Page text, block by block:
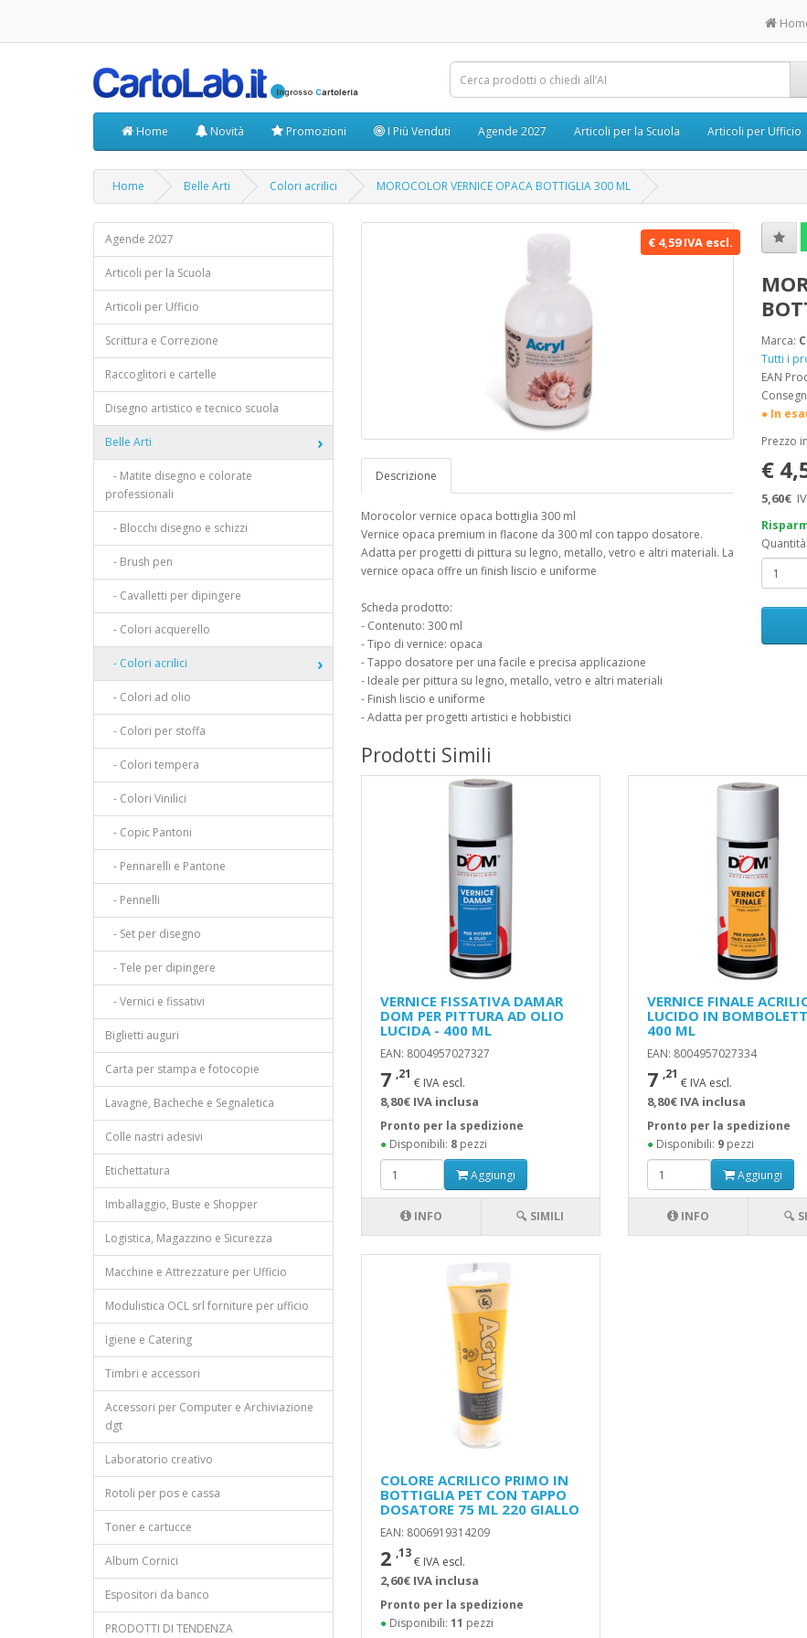
Home Novità Promozioni I Più Venduti Agende 2027 Articoli per la Scuola Articoli per Ufficio
Home Belle Arti Colori acrilici MOROCOLOR VERNICE OPACA BOTTIGLIA 300 ML
Agende 2027
Articoli per la Scuola
Articoli per Ufficio
Scrittura e Correzione
Raccoglitori e cartelle
Disegno artistico e tecnico scuola
Belle Arti
- Matite disegno e colorate
professionali
- Blocchi disegno e schizzi
- Brush pen
- Cavalletti per dipingere
- Colori acquerello
- Colori acrilici
- Colori ad olio
- Colori per stoffa
- Colori tempera
- Colori Vinilici
- Copic Pantoni
- Pennarelli e Pantone
- Pennelli
- Set per disegno
- Tele per dipingere
- Vernici e fissativi
Biglietti auguri
Carta per stampa e fotocopie
Lavagne, Bacheche e Segnaletica
Colle nastri adesivi
Etichettatura
Imballaggio, Buste e Shopper
Logistica, Magazzino e Sicurezza
Macchine e Attrezzature per Ufficio
Modulistica OCL srl forniture per ufficio
Igiene e Catering
Timbri e accessori
Accessori per Computer e Archiviazione
dgt
Laboratorio creativo
Rotoli per pos e cassa
Toner e cartucce
Album Cornici
Espositori da banco
PRODOTTI DI TENDENZA
€ 4,59 IVA escl.
Descrizione
Morocolor vernice opaca bottiglia 300 ml
Vernice opaca premium in flacone da 300 ml con tappo dosatore.
Adatta per progetti di pittura su legno, metallo, vetro e altri materiali. La
vernice opaca offre un finish liscio e uniforme
Scheda prodotto:
- Contenuto: 300 ml
- Tipo di vernice: opaca
- Tappo dosatore per una facile e precisa applicazione
- Ideale per pittura su legno, metallo, vetro e altri materiali
- Finish liscio e uniforme
- Adatta per progetti artistici e hobbistici
Marca:
Tutti i
EAN
● In
Prezzo
€
5,60€
Quantità
Prodotti Simili
VERNICE FISSATIVA DAMAR
DOM PER PITTURA AD OLIO
LUCIDA - 400 ML
EAN: 8004957027327
7 ,21
€ IVA escl.
8,80€ IVA inclusa
Pronto per la spedizione
●Disponibili: 8pezzi
Aggiungi
INFO 🔍 SIMILI
VERNICE FINALE
LUCIDO IN
400 ML
EAN: 8004957027334
7 ,21
€ IVA escl.
8,80€ IVA inclusa
Pronto per la spedizione
●Disponibili: 9pezzi
Aggiungi
INFO 🔍
COLORE ACRILICO PRIMO IN
BOTTIGLIA PET CON TAPPO
DOSATORE 75 ML 220 GIALLO
EAN: 8006919314209
2 ,13
€ IVA escl.
2,60€ IVA inclusa
Pronto per la spedizione
●Disponibili: 11 pezzi